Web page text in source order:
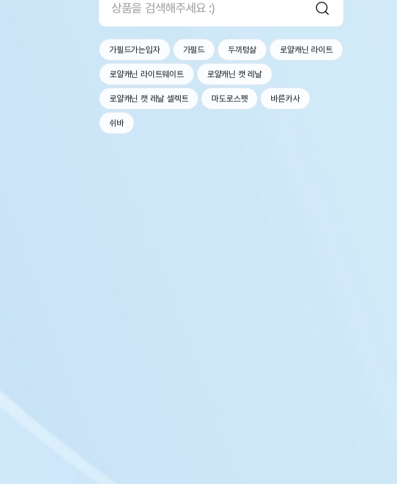
가필드가는입자 가필드 두끼텅살 로얄캐닌 라이트
로얄캐닌 라이트웨이트 로얄캐닌 캣 레날
로얄캐닌 캣 레날 셀렉트 마도로스펫 바른카사
쉬바